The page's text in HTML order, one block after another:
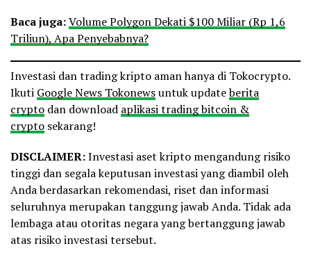
Baca juga:Volume Polygon Dekati $100 Miliar (Rp 1,6
Triliun), Apa Penyebabnya?
Investasi dan trading kripto aman hanya di Tokocrypto.
Ikuti Google News Tokonewsuntuk updateberita
crypto dan download aplikasi trading bitcoin &
crypto sekarang!
DISCLAIMER:Investasi aset kripto mengandung risiko
tinggi dan segala keputusan investasi yang diambil oleh
Anda berdasarkan rekomendasi, riset dan informasi
seluruhnya merupakan tanggung jawab Anda. Tidak ada
lembaga atau otoritas negara yang bertanggung jawab
atas risiko investasi tersebut.